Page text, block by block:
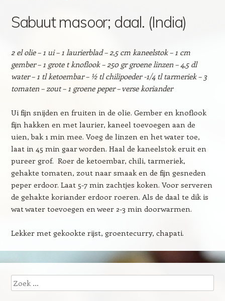
Sabuut masoor; daal. (India)
2 el olie – 1 ui – 1 laurierblad – 2,5 cm kaneelstok – 1 cm
gember – 1 grote t knoflook – 250 gr groene linzen – 4,5 dl
water – 1 tl ketoembar – ½ tl chilipoeder -1/4 tl tarmeriek – 3
tomaten – zout – 1 groene peper – verse koriander
Ui fijn snijden en fruiten in de olie. Gember en knoflook
fijn hakken en met laurier, kaneel toevoegen aan de
uien, bak 1 min mee. Voeg de linzen en het water toe,
laat in 45 min gaar worden. Haal de kaneelstok eruit en
pureer grof. Roer de ketoembar, chili, tarmeriek,
gehakte tomaten, zout naar smaak en de fijn gesneden
peper erdoor. Laat 5-7 min zachtjes koken. Voor serveren
de gehakte koriander erdoor roeren. Als de daal te dik is
wat water toevoegen en weer 2-3 min doorwarmen.
Lekker met gekookte rijst, groentecurry, chapati.
Zoeken